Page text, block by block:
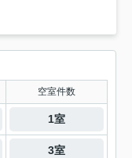
空室件数
1室
3室